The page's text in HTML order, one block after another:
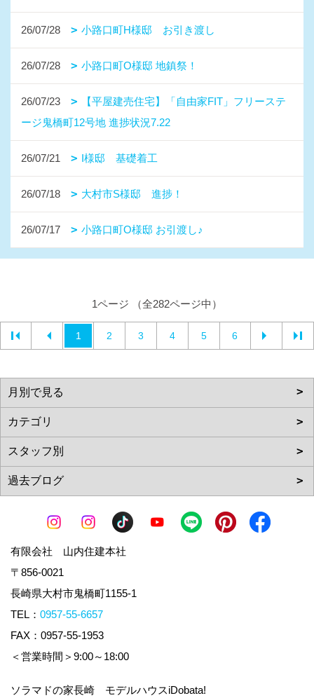
26/07/28 小路口町H様邸 お引き渡し
26/07/28 小路口町O様邸 地鎮祭！
26/07/23
【平屋建売住宅】「自由家FIT」フリーステ
ージ鬼橋町12号地 進捗状況7.22
26/07/21 I様邸 基礎着工
26/07/18 大村市S様邸 進捗！
26/07/17 小路口町O様邸 お引渡し♪
1ページ （全282ページ中）
1 2 3 4 5 6
有限会社 山内住建本社
〒856-0021
長崎県大村市鬼橋町1155-1
TEL： 0957-55-6657
FAX：0957-55-1953
＜営業時間＞9:00～18:00
ソラマドの家長崎 モデルハウスiDobata!